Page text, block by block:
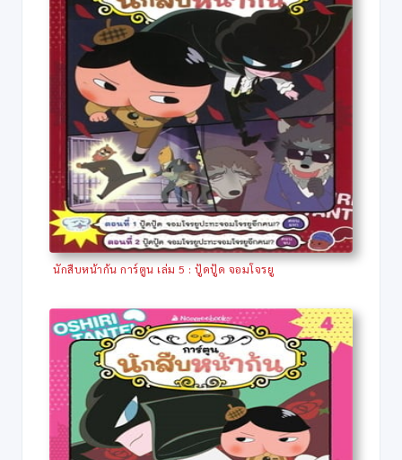
นักสืบหน้าก้น การ์ตูน เล่ม 5 : ปู้ดปู้ด จอมโจรยู